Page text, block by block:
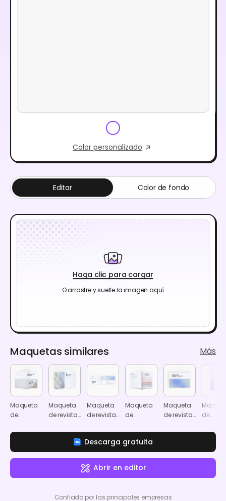
Color personalizado
Haga clic para cargar
O arrastre y suelte la imagen aquí
Editar Color de fondo
Maquetas similares Más
Maqueta
de
de revista
Maqueta
de revista
Maqueta
de revista
horizontal
Maqueta
de
A4
Maqueta
de revista
horizontal
de
de
Descarga gratuita
Abrir en editor
Confiado por las principales empresas